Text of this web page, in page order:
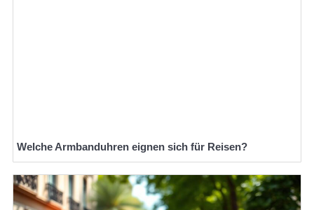
Welche Armbanduhren eignen sich für Reisen?